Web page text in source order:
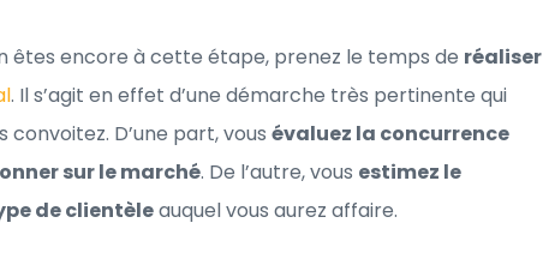
êtes encore à cette étape, prenez le temps de réaliser
. Il s’agit en effet d’une démarche très pertinente qui
convoitez. D’une part, vous évaluez la concurrence
sur le marché. De l’autre, vous estimez le
de clientèleauquel vous aurez affaire.